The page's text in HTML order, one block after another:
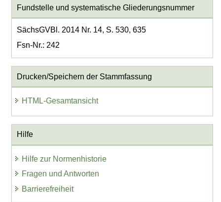
Fundstelle und systematische Gliederungsnummer
SächsGVBl. 2014 Nr. 14, S. 530, 635
Fsn-Nr.: 242
Drucken/Speichern der Stammfassung
HTML-Gesamtansicht
Hilfe
Hilfe zur Normenhistorie
Fragen und Antworten
Barrierefreiheit